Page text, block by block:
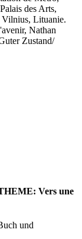
des Arts,
Vilnius, Lituanie.
Nathan
Zustand/
Vers une
und